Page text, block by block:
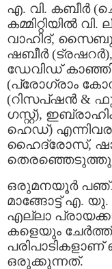
എ. വി. കബീർ
കമ്മിറ്റിയിൽ
വാഹിദ്, സൈബു
ഷബീർ
ഡേവിഡ്
(പ്രോഗ്രാം
(റിസപ്ഷൻ &
ഗസ്റ്റ്),
ഹെഡ്)
ഹൈദ്രോസ്,
ഒരുമനയൂർ
മാങ്ങോട്ട് എ. യു.
എല്ലാ
കളെയും ചേർത്ത്
ഒരുക്കുന്നത്.